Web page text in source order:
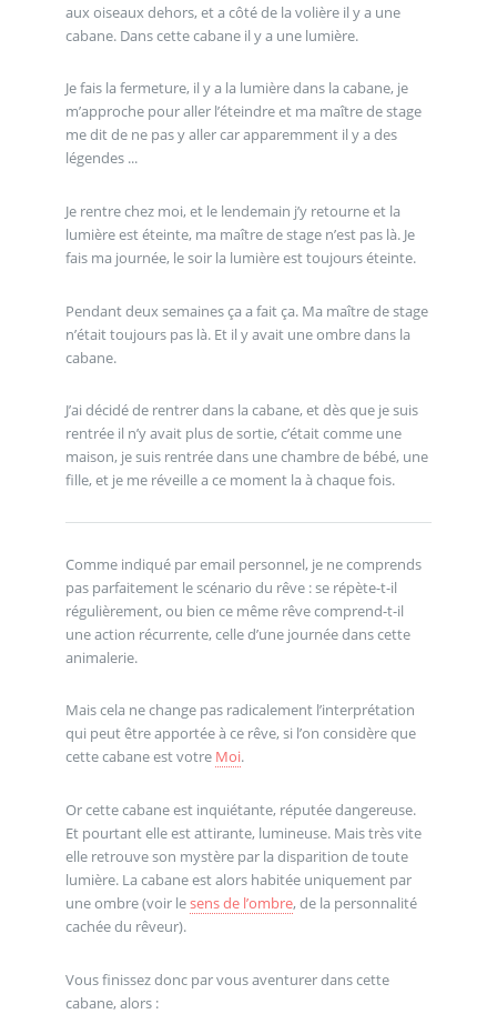
aux oiseaux dehors, et a côté de la volière il y a une
cabane. Dans cette cabane il y a une lumière.
Je fais la fermeture, il y a la lumière dans la cabane, je
m’approche pour aller l’éteindre et ma maître de stage
me dit de ne pas y aller car apparemment il y a des
légendes ...
Je rentre chez moi, et le lendemain j’y retourne et la
lumière est éteinte, ma maître de stage n’est pas là. Je
fais ma journée, le soir la lumière est toujours éteinte.
Pendant deux semaines ça a fait ça. Ma maître de stage
n’était toujours pas là. Et il y avait une ombre dans la
cabane.
J’ai décidé de rentrer dans la cabane, et dès que je suis
rentrée il n’y avait plus de sortie, c’était comme une
maison, je suis rentrée dans une chambre de bébé, une
fille, et je me réveille a ce moment la à chaque fois.
Comme indiqué par email personnel, je ne comprends
pas parfaitement le scénario du rêve : se répète-t-il
régulièrement, ou bien ce même rêve comprend-t-il
une action récurrente, celle d’une journée dans cette
animalerie.
Mais cela ne change pas radicalement l’interprétation
qui peut être apportée à ce rêve, si l’on considère que
cette cabane est votre Moi.
Or cette cabane est inquiétante, réputée dangereuse.
Et pourtant elle est attirante, lumineuse. Mais très vite
elle retrouve son mystère par la disparition de toute
lumière. La cabane est alors habitée uniquement par
une ombre (voir lesens de l’ombre, de la personnalité
cachée du rêveur).
Vous finissez donc par vous aventurer dans cette
cabane, alors :